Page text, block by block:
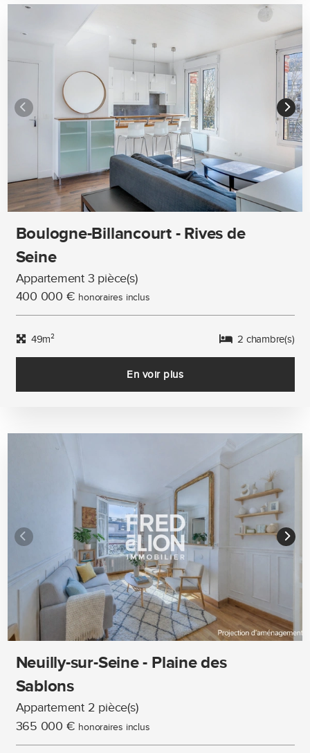
Boulogne-Billancourt - Rives de
Seine
Appartement 3 pièce(s)
400 000 € honoraires inclus
49m² 2 chambre(s)
En voir plus
Neuilly-sur-Seine - Plaine des
Sablons
Appartement 2 pièce(s)
365 000 € honoraires inclus